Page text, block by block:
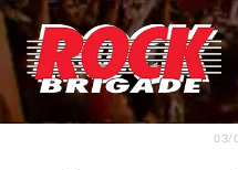
Skip
to
content
03/